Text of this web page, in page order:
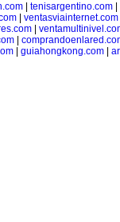
tenisargentino.com
ventasviainternet.com
guiahongkong.com